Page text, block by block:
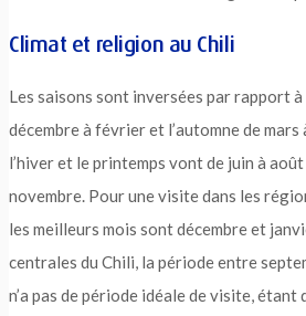
Climat et religion au Chili
Les saisons sont inversées par rapport à
décembre à février et l’automne de mars
l’hiver et le printemps vont de juin à
novembre. Pour une visite dans les
les meilleurs mois sont décembre et
centrales du Chili, la période entre
n’a pas de période idéale de visite, étant